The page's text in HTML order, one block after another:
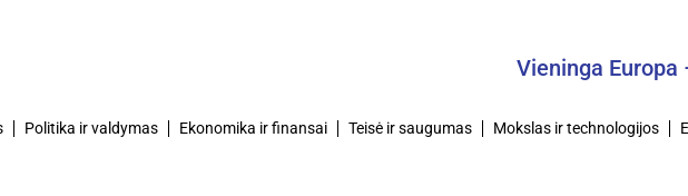
Vieninga Europa –
Politika ir valdymas Ekonomika ir finansai Teisė ir saugumas Mokslas ir technologijos